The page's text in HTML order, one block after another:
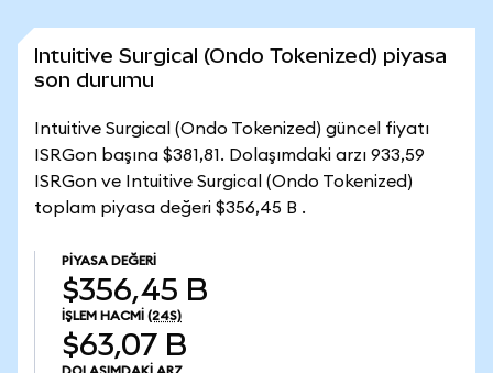
Intuitive Surgical (Ondo Tokenized) piyasa
son durumu
Intuitive Surgical (Ondo Tokenized) güncel fiyatı
ISRGon başına $381,81. Dolaşımdaki arzı 933,59
ISRGon ve Intuitive Surgical (Ondo Tokenized)
toplam piyasa değeri $356,45 B .
PIYASA DEĞERI
$356,45 B
İŞLEM HACMI (24S)
$63,07 B